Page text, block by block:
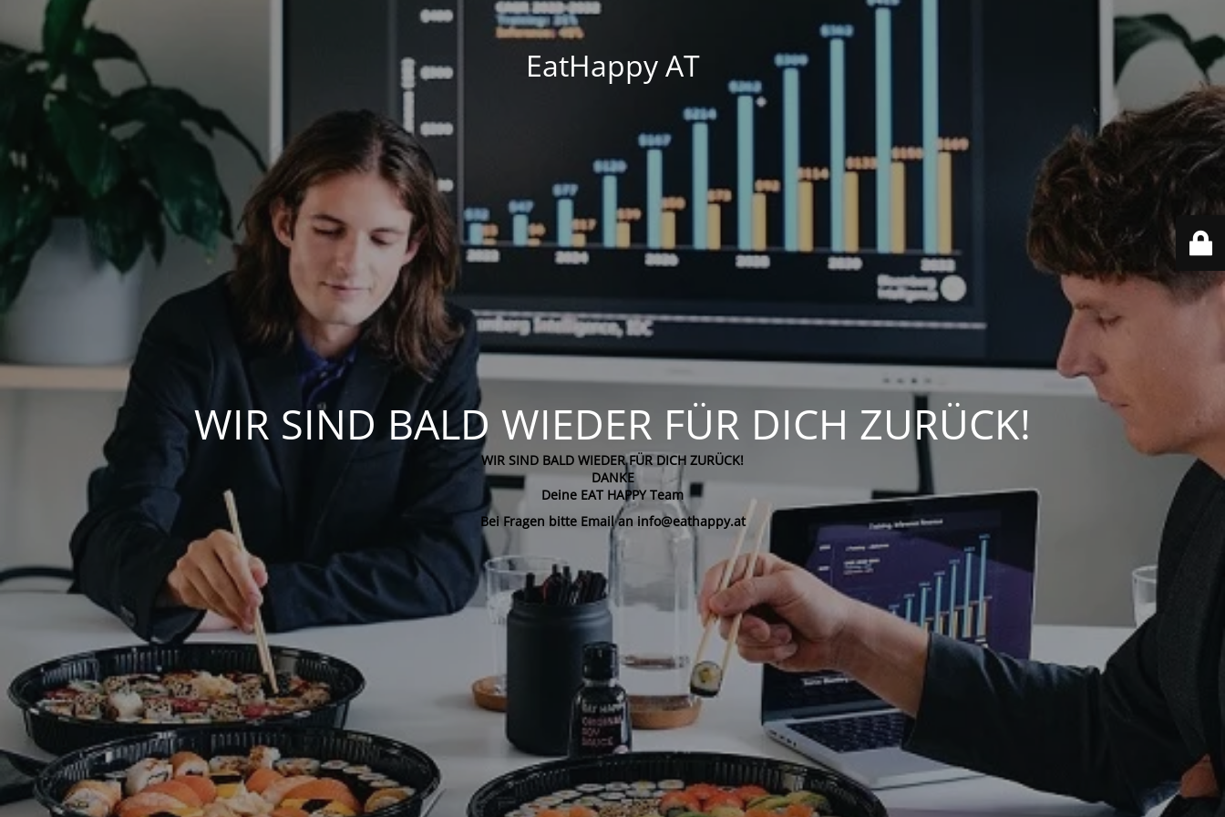
EatHappy AT
WIR SIND BALD WIEDER FÜR DICH ZURÜCK!
WIR SIND BALD WIEDER FÜR DICH ZURÜCK!
DANKE
Deine EAT HAPPY Team
Bei Fragen bitte Email an info@eathappy.at